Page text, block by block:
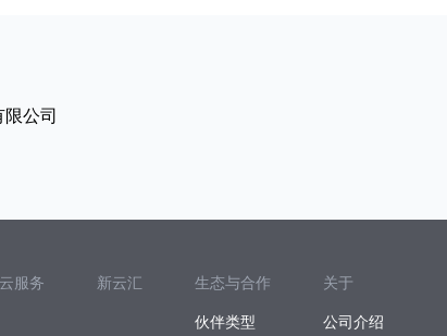
公司
云服务 新云汇
生态与合作
伙伴类型
关于
公司介绍